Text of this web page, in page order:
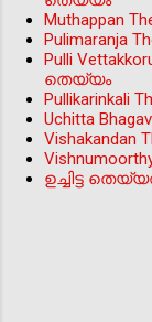
Muthappan
Pulimaranja
Pulli
തെയ്യം
Pullikarinkali
Uchitta
ഉച്ചിട്ട